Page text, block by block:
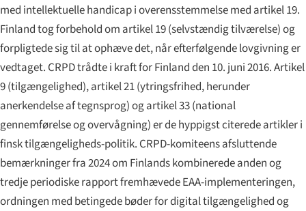
med intellektuelle handicap i overensstemmelse med artikel 19.
Finland tog forbehold om artikel 19 (selvstændig tilværelse) og
forpligtede sig til at ophæve det, når efterfølgende lovgivning er
vedtaget. CRPD trådte i kraft for Finland den 10. juni 2016. Artikel
9 (tilgængelighed), artikel 21 (ytringsfrihed, herunder
anerkendelse af tegnsprog) og artikel 33 (national
gennemførelse og overvågning) er de hyppigst citerede artikler i
finsk tilgængeligheds-politik. CRPD-komiteens afsluttende
bemærkninger fra 2024 om Finlands kombinerede anden og
tredje periodiske rapport fremhævede EAA-implementeringen,
ordningen med betingede bøder for digital tilgængelighed og